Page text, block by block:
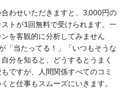
わせいただきますと、3,000円の
ストが1回無料で受けられます。一
を客観的に分析してみません
「当たってる！」「いつもそうな
分を知ると、どうするとうまく
ですが、人間関係すべてのコミ
と仕事もスムーズにいきます。